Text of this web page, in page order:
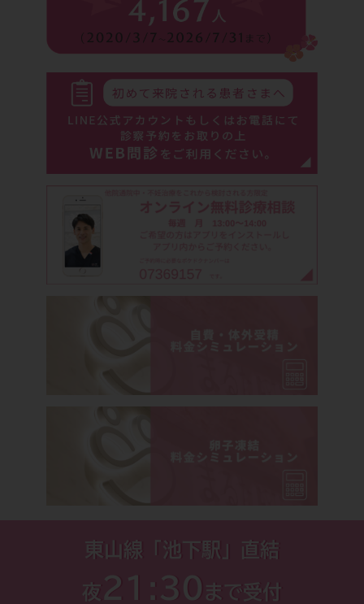
東山線「池下駅」直結
夜 21:30 まで受付